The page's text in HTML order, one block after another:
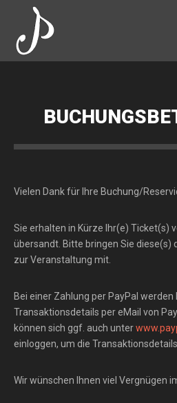
Vielen Dank für Ihre Buchung/
Sie erhalten in Kürze Ihr(e) Ticket(s)
übersandt. Bitte bringen Sie diese(s)
zur Veranstaltung mit.
Bei einer Zahlung per PayPal werden
Transaktionsdetails per eMail von
können sich ggf. auch unter
einloggen, um die
Wir wünschen Ihnen viel Vergnügen